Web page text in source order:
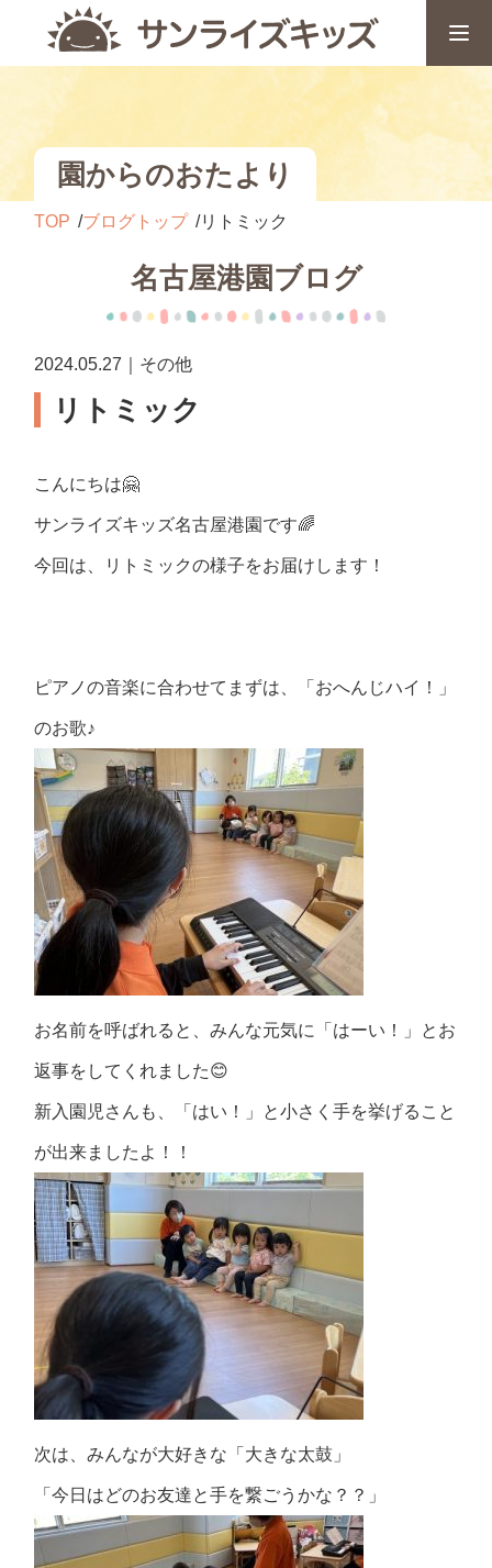
園からのおたより
TOP ブログトップ リトミック
名古屋港園ブログ
2024.05.27｜その他
リトミック
こんにちは🤗
サンライズキッズ名古屋港園です🌈
今回は、リトミックの様子をお届けします！
ピアノの音楽に合わせてまずは、「おへんじハイ！」
のお歌♪
お名前を呼ばれると、みんな元気に「はーい！」とお
返事をしてくれました😊
新入園児さんも、「はい！」と小さく手を挙げること
が出来ましたよ！！
次は、みんなが大好きな「大きな太鼓」
「今日はどのお友達と手を繋ごうかな？？」